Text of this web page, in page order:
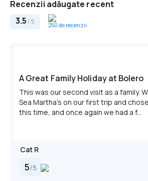
serviciu de călcătorie
Servicii business
camere pentru nefumători
încălzire
zonă pentru fumători
Exterior/Vedere
transfer de la și/sau la aeroport
Copiii cu vârste cuprinse între 0 și 1 ani
utilizarea unui pătuț.
Parcarea privată este disponibilă la
necesară rezervarea)) și costă €10 pe zi.
Recenzii adăugate recent
3.5 / 5 250 de recenzii
Cat R
5/5
A Great Family Holiday at Bolero
This was our second visit as a family.
Sea Martha's on our first trip and
this time, and once again we had a f...